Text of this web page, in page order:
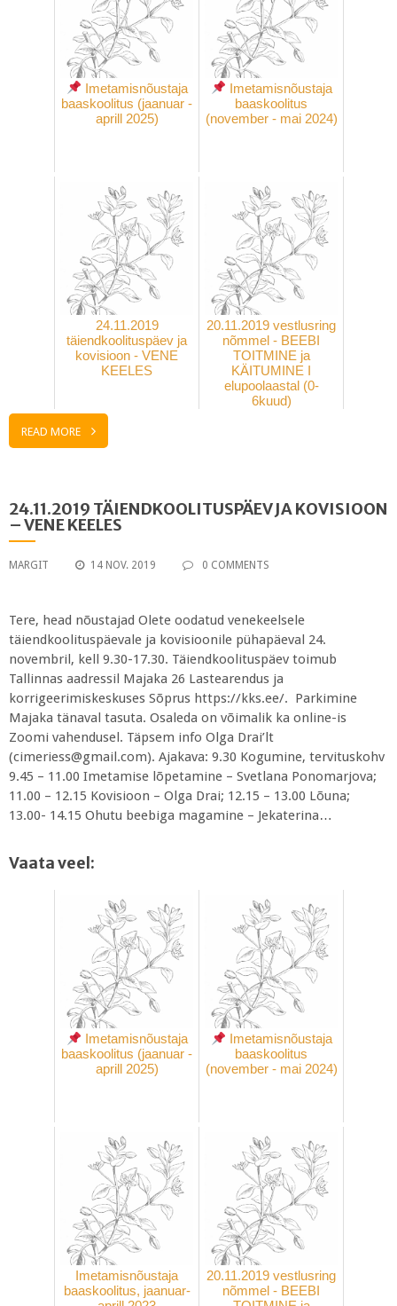
Imetamisnõustaja
baaskoolitus (jaanuar -
aprill 2025)
Imetamisnõustaja
baaskoolitus
(november - mai 2024)
24.11.2019
täiendkoolituspäev ja
kovisioon - VENE
KEELES
20.11.2019 vestlusring
nõmmel - BEEBI
TOITMINE ja
KÄITUMINE I
elupoolaastal (0-
6kuud)
READ MORE
24.11.2019 TÄIENDKOOLITUSPÄEV JA KOVISIOON
– VENE KEELES
MARGIT 14 NOV. 2019 0 COMMENTS
Tere, head nõustajad Olete oodatud venekeelsele
täiendkoolituspäevale ja kovisioonile pühapäeval 24.
novembril, kell 9.30-17.30. Täiendkoolituspäev toimub
Tallinnas aadressil Majaka 26 Lastearendus ja
korrigeerimiskeskuses Sõprus https://kks.ee/. Parkimine
Majaka tänaval tasuta. Osaleda on võimalik ka online-is
Zoomi vahendusel. Täpsem info Olga Drai’lt
(cimeriess@gmail.com). Ajakava: 9.30 Kogumine, tervituskohv
9.45 – 11.00 Imetamise lõpetamine – Svetlana Ponomarjova;
11.00 – 12.15 Kovisioon – Olga Drai; 12.15 – 13.00 Lõuna;
13.00- 14.15 Ohutu beebiga magamine – Jekaterina…
Vaata veel:
Imetamisnõustaja
baaskoolitus (jaanuar -
aprill 2025)
Imetamisnõustaja
baaskoolitus
(november - mai 2024)
Imetamisnõustaja
baaskoolitus, jaanuar-
20.11.2019 vestlusring
nõmmel - BEEBI